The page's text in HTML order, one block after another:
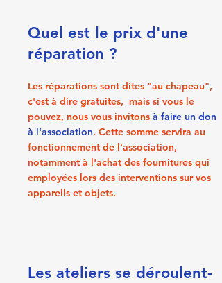
Quel est le prix d'une
réparation ?
Les réparations sont dites "au chapeau",
c'est à dire gratuites, mais si vous le
pouvez, nous vous invitons à faire un don
à l'association. Cette somme servira au
fonctionnement de l'association,
notamment à l'achat des fournitures qui
employées lors des interventions sur vos
appareils et objets.
Les ateliers se déroulent-